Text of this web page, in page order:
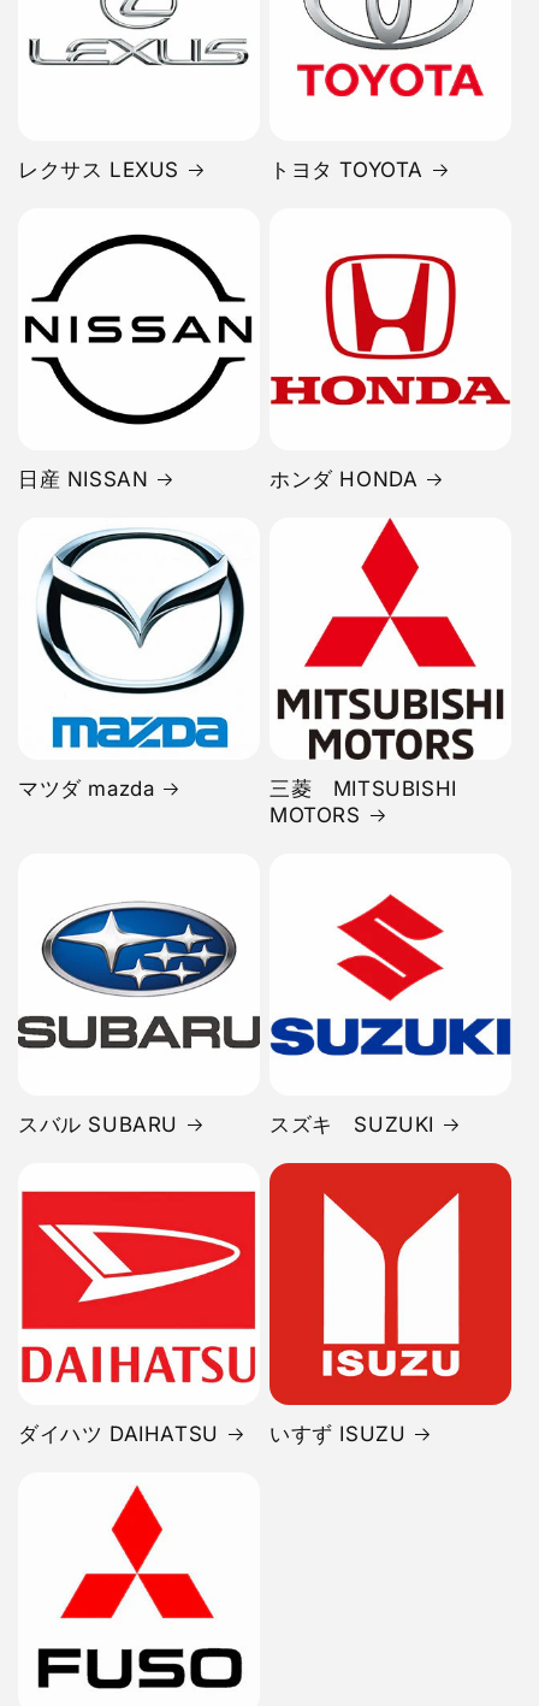
レクサス LEXUS トヨタ TOYOTA
日産 NISSAN ホンダ HONDA
マツダ mazda
三菱 MITSUBISHI
MOTORS
スバル SUBARU スズキ SUZUKI
ダイハツ DAIHATSU いすず ISUZU